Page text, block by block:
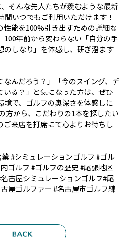
そんな先人たちが羨むような最新
間いつでもご利用いただけます！
性能を100%引き出すための詳細な
100年前から変わらない「自分の手
のしなり」を体感し、研ぎ澄ます
なんだろう？」「今のスイング、デ
いる？」と気になった方は、ぜひ
境で、ゴルフの奥深さを体感しに
方から、こだわりの1本を探したい
ご来店を打席にて心よりお待ちし
#シミュレーションゴルフ #ゴル
ゴルフ #ゴルフの歴史 #尾張地区
古屋シミュレーションゴルフ#尾
屋ゴルファー #名古屋市ゴルフ練